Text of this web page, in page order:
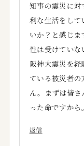
知事の震災に対
利な生活をして
いか？と感じ
性は受けていな
阪神大震災を
ている被災者
ん。まずは皆
った命ですから。
返信